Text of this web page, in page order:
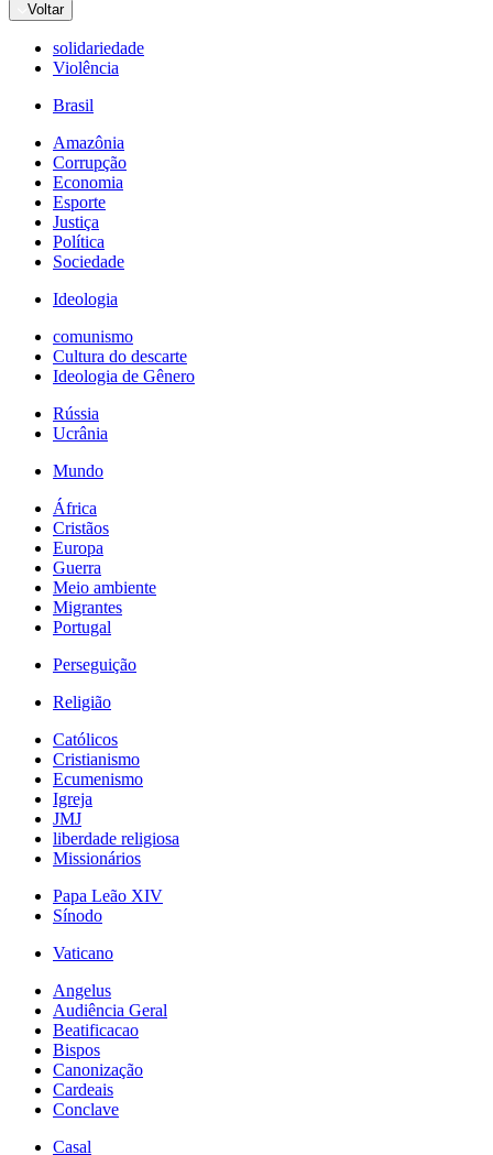
Voltar
solidariedade
Violência
Brasil
Amazônia
Corrupção
Economia
Esporte
Justiça
Política
Sociedade
Ideologia
comunismo
Cultura do descarte
Ideologia de Gênero
Rússia
Ucrânia
Mundo
África
Cristãos
Europa
Guerra
Meio ambiente
Migrantes
Portugal
Perseguição
Religião
Católicos
Cristianismo
Ecumenismo
Igreja
JMJ
liberdade religiosa
Missionários
Papa Leão XIV
Sínodo
Vaticano
Angelus
Audiência Geral
Beatificacao
Bispos
Canonização
Cardeais
Conclave
Casal